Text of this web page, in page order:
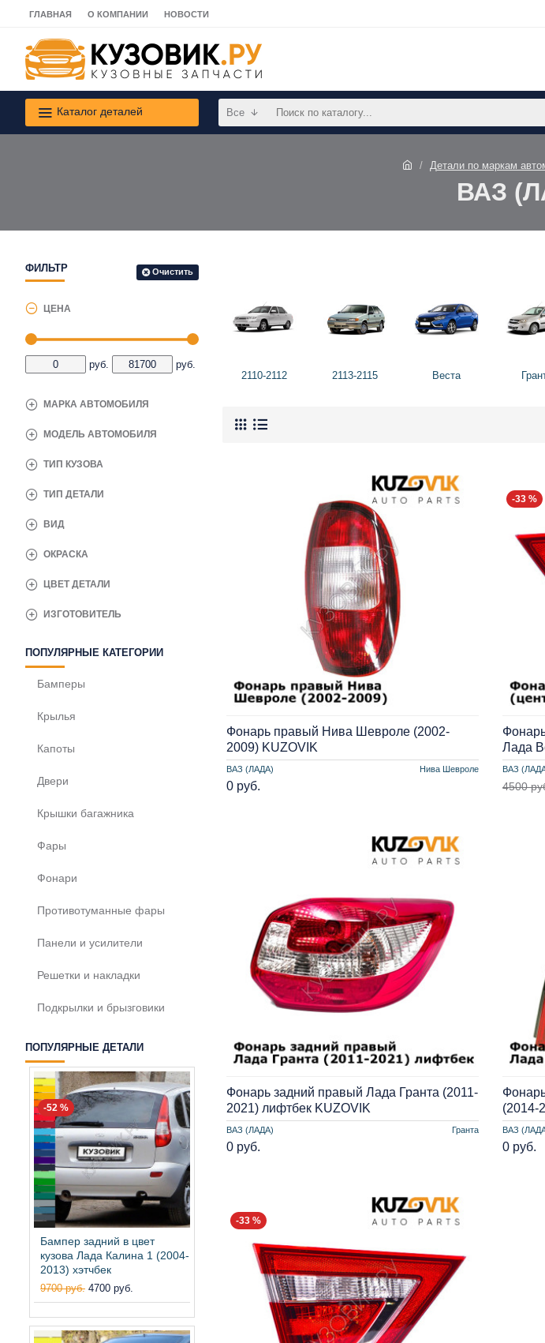
ГЛАВНАЯ О КОМПАНИИ НОВОСТИ
Каталог деталей Все
Детали по маркам
ВАЗ
ФИЛЬТР Очистить
ЦЕНА
руб. руб.
МАРКА АВТОМОБИЛЯ
ВИД
ИЗГОТОВИТЕЛЬ
МОДЕЛЬ АВТОМОБИЛЯ
ОКРАСКА
ТИП ДЕТАЛИ
ТИП КУЗОВА
ЦВЕТ ДЕТАЛИ
ПОПУЛЯРНЫЕ КАТЕГОРИИ
Бамперы
Крылья
Капоты
Двери
Крышки багажника
Фары
Фонари
Противотуманные фары
Панели и усилители
Решетки и накладки
Подкрылки и брызговики
ПОПУЛЯРНЫЕ ДЕТАЛИ
-52 %
Бампер задний в цвет
кузова Лада Калина 1 (2004-
2013) хэтчбек
9700 руб. 4700 руб.
2110-2112 2113-2115 Веста
ВАЗ (ЛАДА) Нива Шевроле
Фонарь правый Нива Шевроле (2002-
2009) KUZOVIK
0 руб.
-33 %
ВАЗ
Лада
4500
ВАЗ (ЛАДА) Гранта
Фонарь задний правый Лада Гранта (2011-
2021) лифтбек KUZOVIK
0 руб.
ВАЗ
(2014-
0 руб.
-33 %